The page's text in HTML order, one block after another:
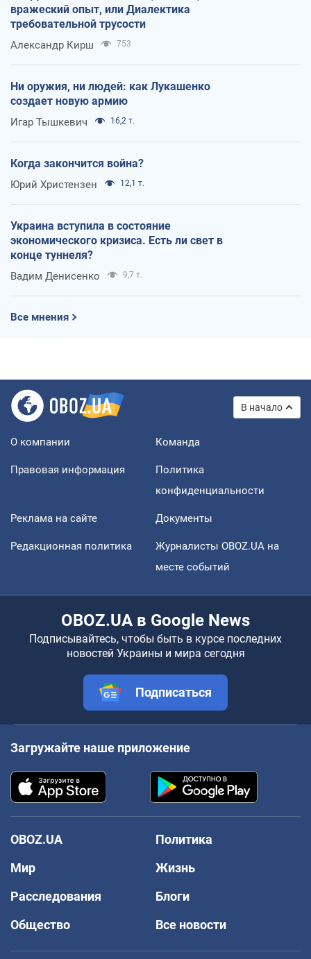
вражеский опыт, или Диалектика
требовательной трусости
Александр Кирш 753
Ни оружия, ни людей: как Лукашенко
создает новую армию
Игар Тышкевич 16,2 т.
Когда закончится война?
Юрий Христензен 12,1 т.
Украина вступила в состояние
экономического кризиса. Есть ли свет в
конце туннеля?
Вадим Денисенко 9,7 т.
Все мнения
В начало
О компании Команда
Правовая информация
Политика
конфиденциальности
Реклама на сайте Документы
Редакционная политика
Журналисты OBOZ.UA на
месте событий
OBOZ.UA в Google News
Подписывайтесь, чтобы быть в курсе последних
новостей Украины и мира сегодня
Подписаться
Загружайте наше приложение
OBOZ.UA
Политика
Мир
Жизнь
Расследования
Блоги
Общество
Все новости